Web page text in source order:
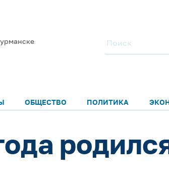
ОБЩЕСТВО ПОЛИТИКА